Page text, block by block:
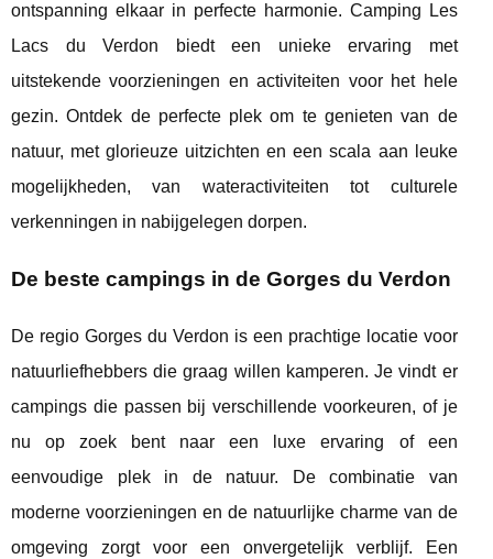
ontspanning elkaar in perfecte harmonie. Camping Les
Lacs du Verdon biedt een unieke ervaring met
uitstekende voorzieningen en activiteiten voor het hele
gezin. Ontdek de perfecte plek om te genieten van de
natuur, met glorieuze uitzichten en een scala aan leuke
mogelijkheden, van wateractiviteiten tot culturele
verkenningen in nabijgelegen dorpen.
De beste campings in de Gorges du Verdon
De regio Gorges du Verdon is een prachtige locatie voor
natuurliefhebbers die graag willen kamperen. Je vindt er
campings die passen bij verschillende voorkeuren, of je
nu op zoek bent naar een luxe ervaring of een
eenvoudige plek in de natuur. De combinatie van
moderne voorzieningen en de natuurlijke charme van de
omgeving zorgt voor een onvergetelijk verblijf. Een